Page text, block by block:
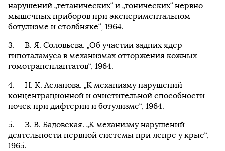
нарушений „тетанических“ и „тонических“ нервно-
мышечных приборов при экспериментальном
ботулизме и столбняке“, 1964.
В. Я. Соловьева. „Об участии задних ядер
гипоталамуса в механизмах отторжения кожных
гомотрансплантатов“, 1964.
Н. К. Асланова. „К механизму нарушений
концентрационной и очистительной способности
почек при дифтерии и ботулизме“, 1964.
З. В. Бадовская. „К механизму нарушений
деятельности нервной системы при лепре у крыс“,
1965.